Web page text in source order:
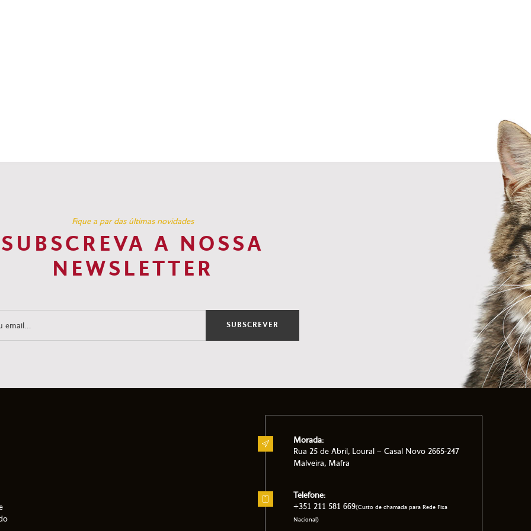
Fique a par das últimas novidades
SUBSCREVA A NOSSA
NEWSLETTER
SUBSCREVER
Morada:
Rua 25 de Abril, Loural – Casal Novo 2665-247
Malveira, Mafra
Telefone:
+351 211 581 669(Custo de chamada para Rede Fixa
Nacional)